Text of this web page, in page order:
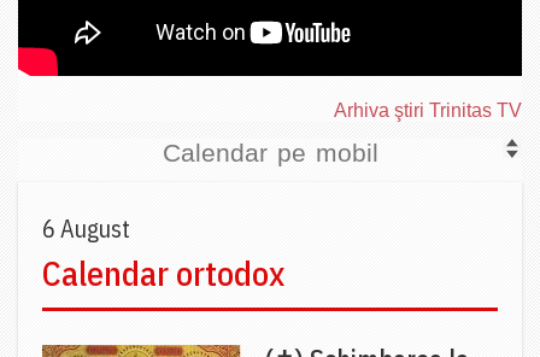
Arhiva ştiri Trinitas TV
Calendar pe mobil
6 August
Calendar ortodox